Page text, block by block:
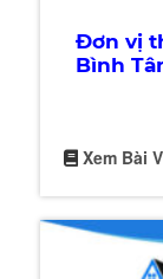
Đơn vị
Bình
Xem Bài